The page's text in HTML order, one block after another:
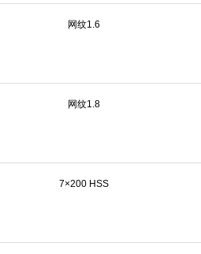
网纹1.6
网纹1.8
7×200 HSS